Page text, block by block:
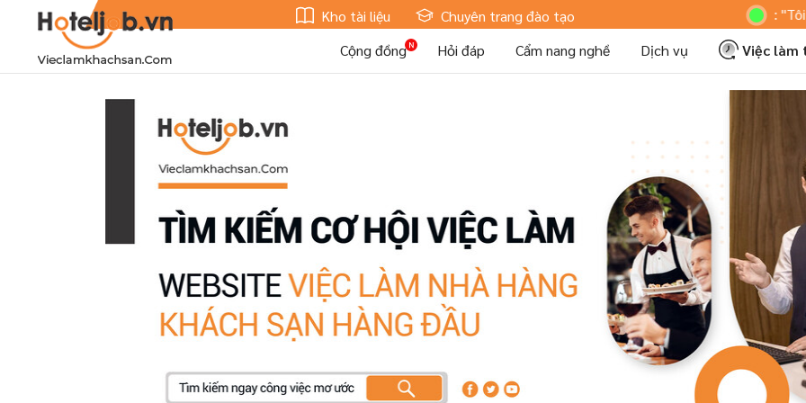
Kho tài liệu Chuyên trang đào tạo Hoteljob MV: "Tôi Là
Cộng đồng
Hỏi đáp Cẩm nang nghề Dịch vụ
Việc làm